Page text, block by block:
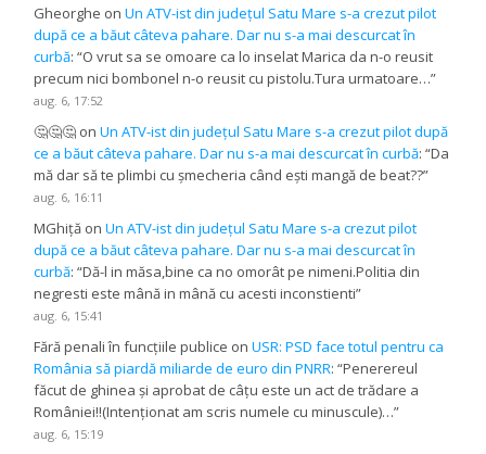
Gheorghe onUn ATV-ist din județul Satu Mare s-a crezut pilot
după ce a băut câteva pahare. Dar nu s-a mai descurcat în
curbă: “O vrut sa se omoare ca lo inselat Marica da n-o reusit
precum nici bombonel n-o reusit cu pistolu.Tura urmatoare…”
aug. 6, 17:52
🤔🤔🤔 onUn ATV-ist din județul Satu Mare s-a crezut pilot după
ce a băut câteva pahare. Dar nu s-a mai descurcat în curbă: “Da
mă dar să te plimbi cu șmecheria când ești mangă de beat??”
aug. 6, 16:11
MGhiță onUn ATV-ist din județul Satu Mare s-a crezut pilot
după ce a băut câteva pahare. Dar nu s-a mai descurcat în
curbă: “Dă-l in măsa,bine ca no omorât pe nimeni.Politia din
negresti este mână in mână cu acesti inconstienti”
aug. 6, 15:41
Fără penali în funcțiile publice onUSR: PSD face totul pentru ca
România să piardă miliarde de euro din PNRR: “Penerereul
făcut de ghinea și aprobat de câțu este un act de trădare a
României!!(Intenționat am scris numele cu minuscule)…”
aug. 6, 15:19